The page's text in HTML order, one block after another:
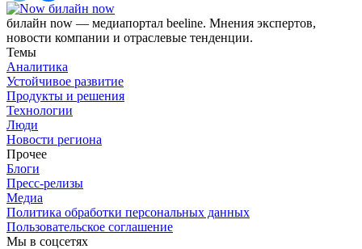
билайн now
билайн now — медиапортал beeline. Мнения экспертов,
новости компании и отраслевые тенденции.
Темы
Аналитика
Устойчивое развитие
Продукты и решения
Технологии
Люди
Новости региона
Прочее
Блоги
Пресс-релизы
Медиа
Политика обработки персональных данных
Пользовательское соглашение
Мы в соцсетях